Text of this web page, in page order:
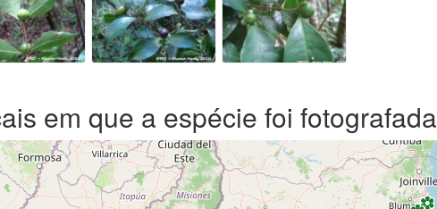
em que a espécie foi fotografada